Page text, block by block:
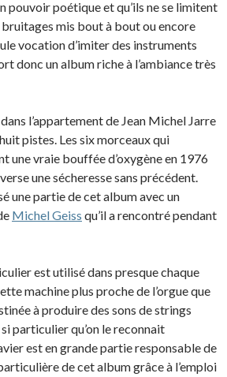
pouvoir poétique et qu’ils ne se limitent
mis bout à bout ou encore
vocation d’imiter des instruments
donc un album riche à l’ambiance très
l’appartement de Jean Michel Jarre
pistes. Les six morceaux qui
une vraie bouffée d’oxygène en 1976
une sécheresse sans précédent.
une partie de cet album avec un
Michel Geiss qu’il a rencontré pendant
est utilisé dans presque chaque
machine plus proche de l’orgue que
à produire des sons de strings
particulier qu’on le reconnait
est en grande partie responsable de
de cet album grâce à l’emploi